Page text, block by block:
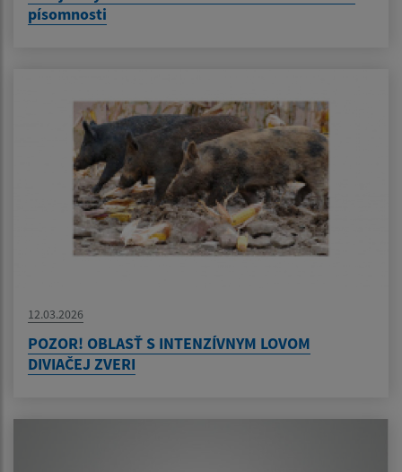
písomnosti
12.03.2026
POZOR! OBLASŤ S INTENZÍVNYM LOVOM
DIVIAČEJ ZVERI